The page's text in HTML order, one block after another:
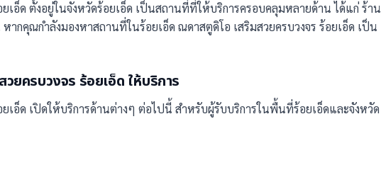
เอ็ด ตั้งอยู่ในจังหวัดร้อยเอ็ด เป็นสถานที่ที่ให้บริการครอบคลุมหลายด้าน ได้แก่ ร้าน
หากคุณกำลังมองหาสถานที่ในร้อยเอ็ด ณดาสตูดิโอ เสริมสวยครบวงจร ร้อยเอ็ด เป็น
ยครบวงจร ร้อยเอ็ด ให้บริการ
เอ็ด เปิดให้บริการด้านต่างๆ ต่อไปนี้ สำหรับผู้รับบริการในพื้นที่ร้อยเอ็ดและจังหวัด